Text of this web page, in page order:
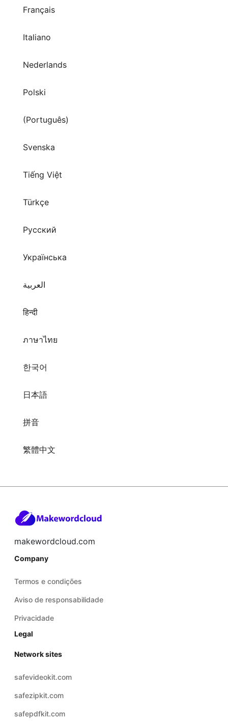
Français
Italiano
Nederlands
Polski
(Português)
Svenska
Tiếng Việt
Türkçe
Русский
Українська
العربية
हिन्दी
ภาษาไทย
한국어
日本語
拼音
繁體中文
makewordcloud.com
Company
Termos e condições
Aviso de responsabilidade
Privacidade
Legal
Network sites
safevideokit.com
safezipkit.com
safepdfkit.com